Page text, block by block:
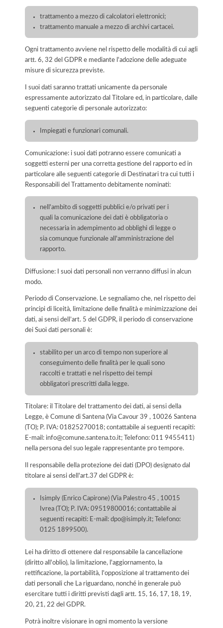
trattamento a mezzo di calcolatori elettronici;
trattamento manuale a mezzo di archivi cartacei.
Ogni trattamento avviene nel rispetto delle modalità di cui agli
artt. 6, 32 del GDPR e mediante l'adozione delle adeguate
misure di sicurezza previste.
I suoi dati saranno trattati unicamente da personale
espressamente autorizzato dal Titolare ed, in particolare, dalle
seguenti categorie di personale autorizzato:
Impiegati e funzionari comunali.
Comunicazione: i suoi dati potranno essere comunicati a
soggetti esterni per una corretta gestione del rapporto ed in
particolare alle seguenti categorie di Destinatari tra cui tutti i
Responsabili del Trattamento debitamente nominati:
nell'ambito di soggetti pubblici e/o privati per i
quali la comunicazione dei dati è obbligatoria o
necessaria in adempimento ad obblighi di legge o
sia comunque funzionale all'amministrazione del
rapporto.
Diffusione: I suoi dati personali non verranno diffusi in alcun
modo.
Periodo di Conservazione. Le segnaliamo che, nel rispetto dei
principi di liceità, limitazione delle finalità e minimizzazione dei
dati, ai sensi dell’art. 5 del GDPR, il periodo di conservazione
dei Suoi dati personali è:
stabilito per un arco di tempo non superiore al
conseguimento delle finalità per le quali sono
raccolti e trattati e nel rispetto dei tempi
obbligatori prescritti dalla legge.
Titolare: il Titolare del trattamento dei dati, ai sensi della
Legge, è Comune di Santena (Via Cavour 39 , 10026 Santena
(TO); P. IVA: 01825270018; contattabile ai seguenti recapiti:
E-mail: info@comune.santena.to.it; Telefono: 011 9455411)
nella persona del suo legale rappresentante pro tempore.
Il responsabile della protezione dei dati (DPO) designato dal
titolare ai sensi dell'art.37 del GDPR è:
Isimply (Enrico Capirone) (Via Palestro 45 , 10015
Ivrea (TO); P. IVA: 09519800016; contattabile ai
seguenti recapiti: E-mail: dpo@isimply.it; Telefono:
0125 1899500).
Lei ha diritto di ottenere dal responsabile la cancellazione
(diritto all'oblio), la limitazione, l'aggiornamento, la
rettificazione, la portabilità, l'opposizione al trattamento dei
dati personali che La riguardano, nonché in generale può
esercitare tutti i diritti previsti dagli artt. 15, 16, 17, 18, 19,
20, 21, 22 del GDPR.
Potrà inoltre visionare in ogni momento la versione